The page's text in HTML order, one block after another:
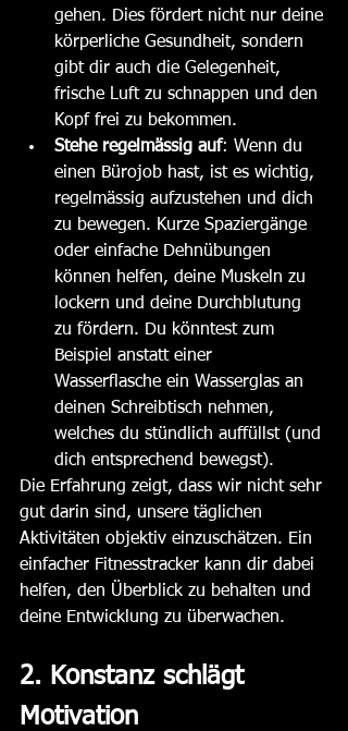
gehen. Dies fördert nicht nur deine
körperliche Gesundheit, sondern
gibt dir auch die Gelegenheit,
frische Luft zu schnappen und den
Kopf frei zu bekommen.
Stehe regelmässig auf: Wenn du
einen Bürojob hast, ist es wichtig,
regelmässig aufzustehen und dich
zu bewegen. Kurze Spaziergänge
oder einfache Dehnübungen
können helfen, deine Muskeln zu
lockern und deine Durchblutung
zu fördern. Du könntest zum
Beispiel anstatt einer
Wasserflasche ein Wasserglas an
deinen Schreibtisch nehmen,
welches du stündlich auffüllst (und
dich entsprechend bewegst).
Die Erfahrung zeigt, dass wir nicht sehr
gut darin sind, unsere täglichen
Aktivitäten objektiv einzuschätzen. Ein
einfacher Fitnesstracker kann dir dabei
helfen, den Überblick zu behalten und
deine Entwicklung zu überwachen.
2. Konstanz schlägt
Motivation